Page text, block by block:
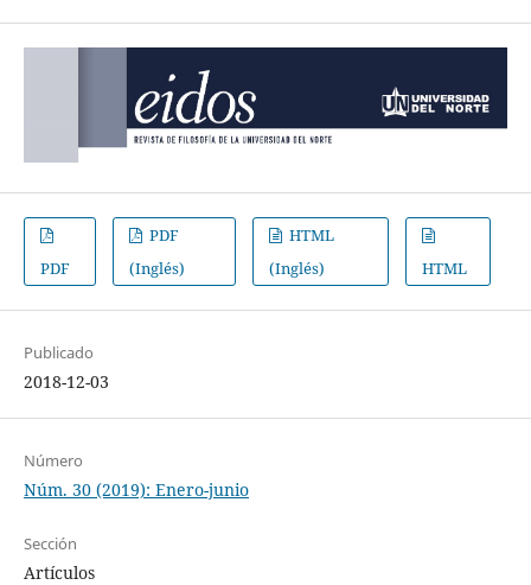
PDF
PDF
(Inglés)
HTML
(Inglés)
HTML
Publicado
2018-12-03
Número
Núm. 30 (2019): Enero-junio
Sección
Artículos